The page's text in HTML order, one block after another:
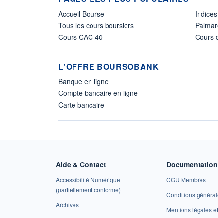
Accueil Bourse
Tous les cours boursiers
Cours CAC 40
Cours
L'OFFRE BOURSOBANK
Banque en ligne
Compte bancaire en ligne
Carte bancaire
Aide & Contact
Accessibilité Numérique
(partiellement conforme)
Archives
CGU Membres
Conditions
Mentions légales